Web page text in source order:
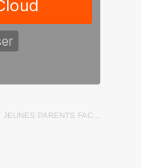
FACE AU CORONAVIRUS - Témoignages